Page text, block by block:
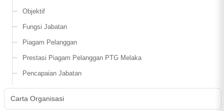
Objektif
Fungsi Jabatan
Piagam Pelanggan
Prestasi Piagam Pelanggan PTG Melaka
Pencapaian Jabatan
Carta Organisasi